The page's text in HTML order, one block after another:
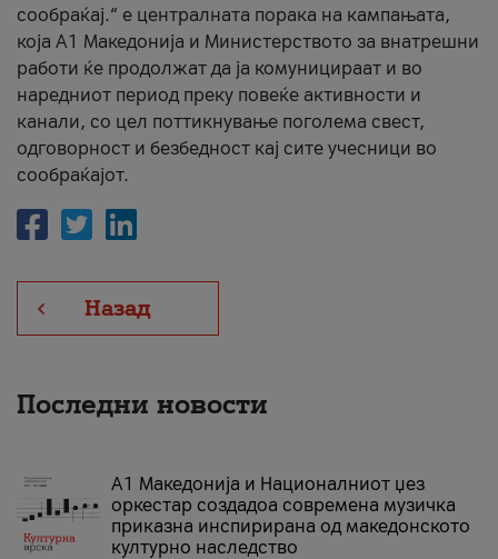
сообраќај.“ е централната порака на кампањата,
која A1 Македонија и Министерството за внатрешни
работи ќе продолжат да ја комуницираат и во
наредниот период преку повеќе активности и
канали, со цел поттикнување поголема свест,
одговорност и безбедност кај сите учесници во
сообраќајот.
Назад
Последни новости
А1 Македонија и Националниот џез
оркестар создадоа современа музичка
приказна инспирирана од македонското
културно наследство